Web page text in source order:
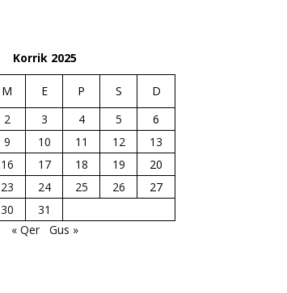
Korrik 2025
M E P S
D
2 3 4 5
6
9 10 11 12
13
16 17 18 19
20
23 24 25 26
27
30
31
« Qer
Gus »